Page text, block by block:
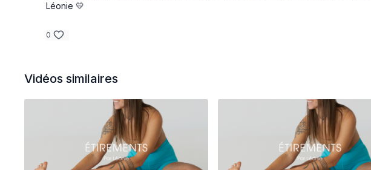
Léonie 💛
0
Vidéos similaires